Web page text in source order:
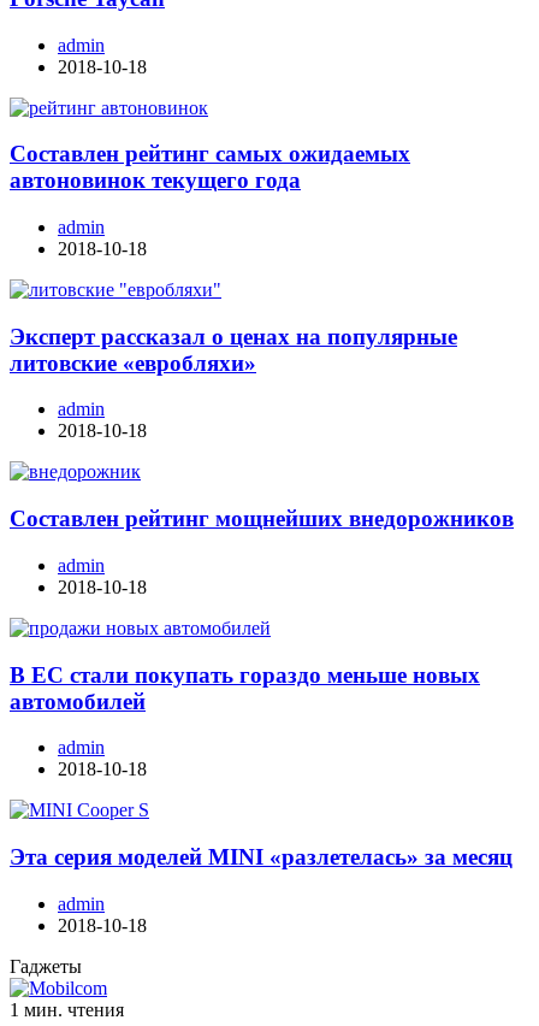
admin
2018-10-18
Составлен рейтинг самых ожидаемых
автоновинок текущего года
admin
2018-10-18
Эксперт рассказал о ценах на популярные
литовские «евробляхи»
admin
2018-10-18
Составлен рейтинг мощнейших внедорожников
admin
2018-10-18
В ЕС стали покупать гораздо меньше новых
автомобилей
admin
2018-10-18
Эта серия моделей MINI «разлетелась» за месяц
admin
2018-10-18
Гаджеты
1 мин. чтения